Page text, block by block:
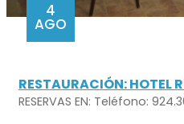
4
AGO
RESTAURACIÓN: HOTEL
RESERVAS EN: Teléfono: